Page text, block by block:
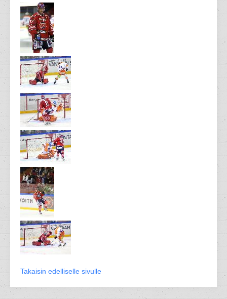
Takaisin edelliselle sivulle